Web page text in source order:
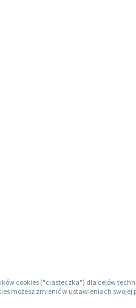
cookies ("ciasteczka") dla celów
możesz zmienić w ustawieniach swojej